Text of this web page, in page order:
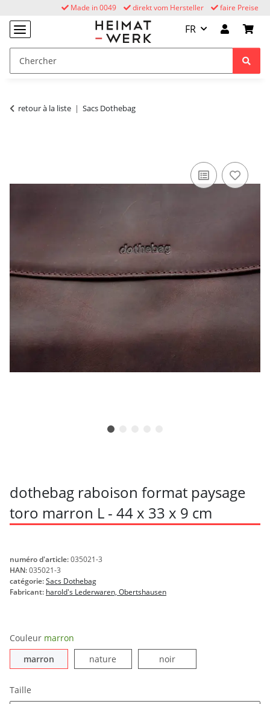
faire Preise
direkt vom Hersteller
Made in 0049
FR
retour à la liste Sacs Dothebag
dothebag raboison format paysage
toro marron L - 44 x 33 x 9 cm
numéro d'article:035021-3
HAN:035021-3
catégorie:Sacs Dothebag
Fabricant: harold's Lederwaren, Obertshausen
Couleur marron
marronmarron nature noirnoir
Taille